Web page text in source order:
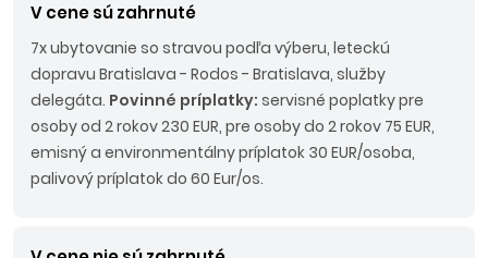
V cene sú zahrnuté
7x ubytovanie so stravou podľa výberu, leteckú
dopravu Bratislava - Rodos - Bratislava, služby
delegáta. Povinné príplatky: servisné poplatky pre
osoby od 2 rokov 230 EUR, pre osoby do 2 rokov 75 EUR,
emisný a environmentálny príplatok 30 EUR/osoba,
palivový príplatok do 60 Eur/os.